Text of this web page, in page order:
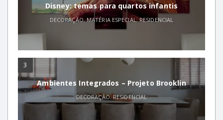
Disney: temas para quartos infantis
DECORAÇÃO,MATÉRIA ESPECIAL,RESIDENCIAL
3
Ambientes Integrados – Projeto Brooklin
DECORAÇÃO,RESIDENCIAL